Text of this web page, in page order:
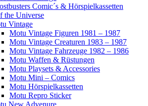
Comic´s & Hörspielkassetten
the Universe
Vintage
Motu Vintage Figuren 1981 – 1987
Motu Vintage Creaturen 1983 – 1987
Motu Vintage Fahrzeuge 1982 – 1986
Motu Waffen & Rüstungen
Motu Playsets & Accessories
Motu Mini – Comics
Motu Hörspielkassetten
Motu Repro Sticker